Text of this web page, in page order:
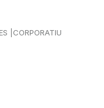
CORPORATIU